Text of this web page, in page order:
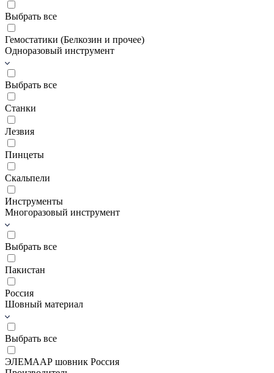
Выбрать все
Гемостатики (Белкозин и прочее)
Одноразовый инструмент
Выбрать все
Станки
Лезвия
Пинцеты
Скальпели
Инструменты
Многоразовый инструмент
Выбрать все
Пакистан
Россия
Шовный материал
Выбрать все
ЭЛЕМААР шовник Россия